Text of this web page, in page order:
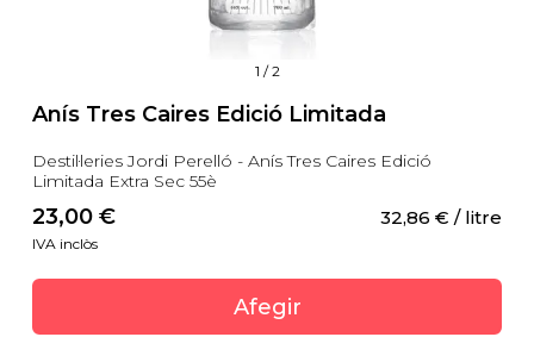
1 /2
Anís Tres Caires Edició Limitada
Destil·leries Jordi Perelló - Anís Tres Caires Edició
Limitada Extra Sec 55è
23,00 € 32,86 € / litre
IVA inclòs
Afegir